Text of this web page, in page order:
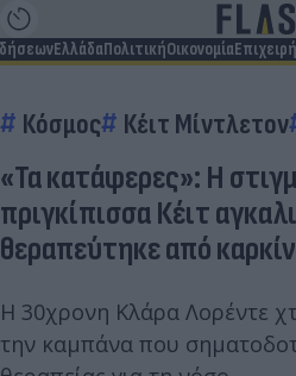
ΕλλάδαΠολιτικήΟικονομία
Κόσμος Κέιτ Μίντλετον
«Τα κατάφερες»: Η
πριγκίπισσα Κέιτ
θεραπεύτηκε από
Η 30χρονη Κλάρα Λορέντε
την καμπάνα που